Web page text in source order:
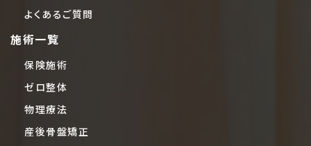
よくあるご質問
施術一覧
保険施術
ゼロ整体
物理療法
産後骨盤矯正